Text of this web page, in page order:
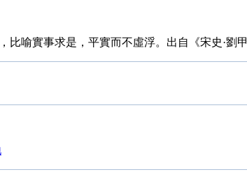
比喻實事求是，平實而不虛浮。出自《宋史·劉